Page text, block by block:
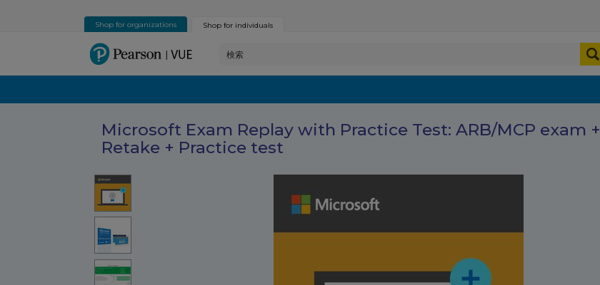
Shop for organizations Shop for individuals
Microsoft Exam Replay with Practice Test: ARB/MCP exam +
Retake + Practice test